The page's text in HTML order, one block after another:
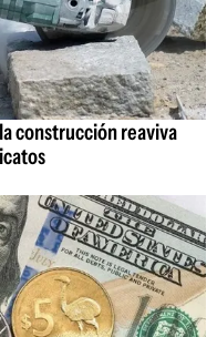
construcción reaviva